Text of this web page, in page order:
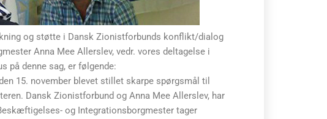
og støtte i Dansk Zionistforbunds konflikt/dialog
Anna Mee Allerslev, vedr. vores deltagelse i
på denne sag, er følgende:
15. november blevet stillet skarpe spørgsmål til
Dansk Zionistforbund og Anna Mee Allerslev, har
og Integrationsborgmester tager